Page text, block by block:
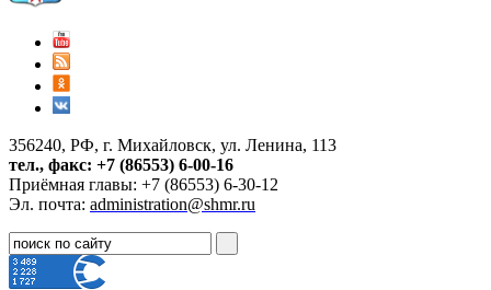
356240, РФ, г. Михайловск, ул. Ленина, 113
тел., факс: +7 (86553) 6-00-16
Приёмная главы: +7 (86553) 6-30-12
Эл. почта: administration@shmr.ru